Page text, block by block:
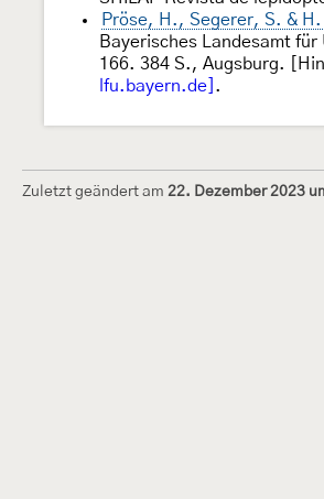
Pröse, H., Segerer, S. &
Bayerisches Landesamt
166. 384 S., Augsburg.
lfu.bayern.de] .
Zuletzt geändert am 22. Dezember 2023